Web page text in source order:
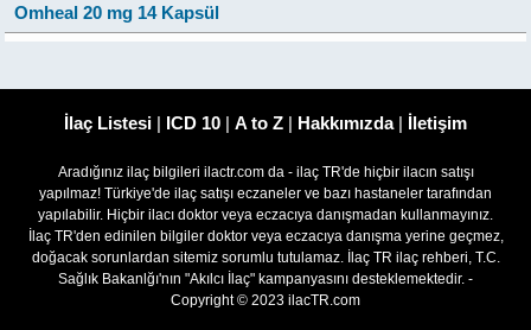
Omheal 20 mg 14 Kapsül
İlaç Listesi | ICD 10 | A to Z | Hakkımızda| İletişim
Aradığınız ilaç bilgileri ilactr.com da - ilaç TR'de hiçbir ilacın satışı
yapılmaz! Türkiye'de ilaç satışı eczaneler ve bazı hastaneler tarafından
yapılabilir. Hiçbir ilacı doktor veya eczacıya danışmadan kullanmayınız.
İlaç TR'den edinilen bilgiler doktor veya eczacıya danışma yerine geçmez,
doğacak sorunlardan sitemiz sorumlu tutulamaz. İlaç TR ilaç rehberi, T.C.
Sağlık Bakanlğı'nın "Akılcı İlaç" kampanyasını desteklemektedir. -
Copyright © 2023 ilacTR.com